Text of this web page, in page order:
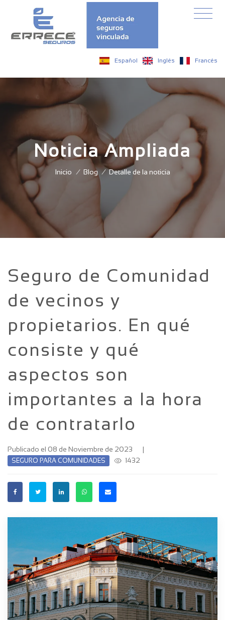
Español Inglés Francés
Noticia Ampliada
Inicio / Blog / Detalle de la noticia
Seguro de Comunidad
de vecinos y
propietarios. En qué
consiste y qué
aspectos son
importantes a la hora
de contratarlo
Publicado el 08 de Noviembre de 2023 |
SEGURO PARA COMUNIDADES 1432